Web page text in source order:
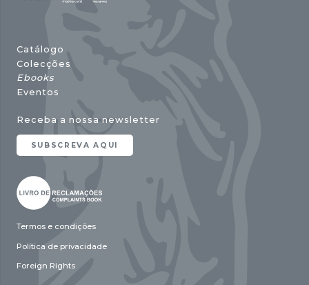
Catálogo
Colecções
Ebooks
Eventos
Receba a nossa newsletter
SUBSCREVA AQUI
Termos e condições
Política de privacidade
Foreign Rights